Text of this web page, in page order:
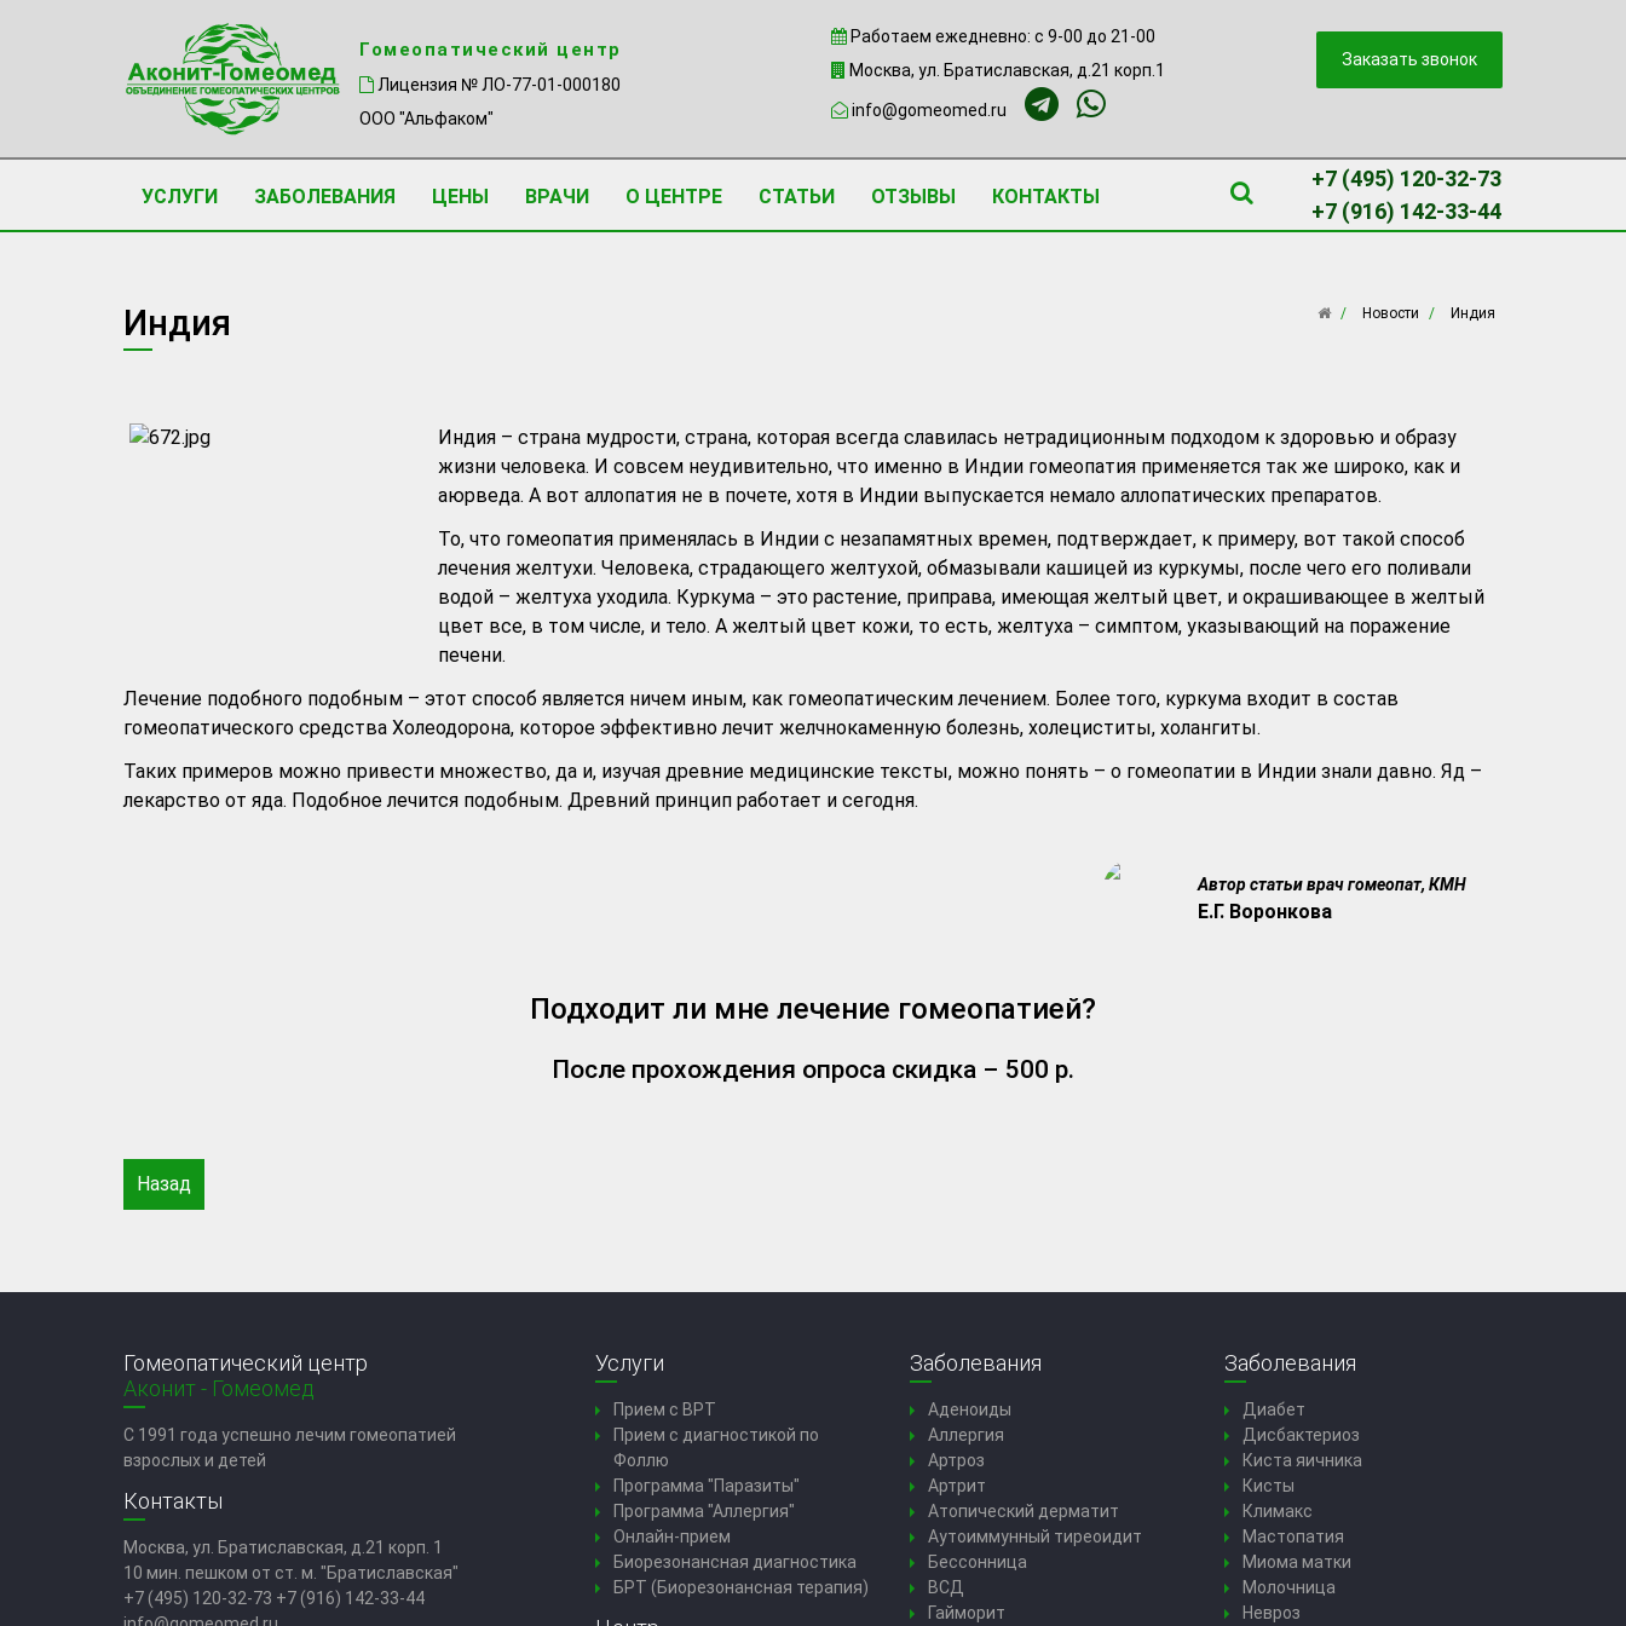
Гомеопатический центр
Лицензия № ЛО-77-01-000180
ООО "Альфаком"
Работаем ежедневно: c 9-00 до 21-00
Москва, ул. Братиславская, д.21 корп.1
info@gomeomed.ru
Заказать звонок
УСЛУГИ ЗАБОЛЕВАНИЯ ЦЕНЫ ВРАЧИ О ЦЕНТРЕ СТАТЬИ ОТЗЫВЫ КОНТАКТЫ
+7 (495) 120-32-73
+7 (916) 142-33-44
Индия Новости Индия
Индия – страна мудрости, страна, которая всегда славилась нетрадиционным подходом к здоровью и образу
жизни человека. И совсем неудивительно, что именно в Индии гомеопатия применяется так же широко, как и
аюрведа. А вот аллопатия не в почете, хотя в Индии выпускается немало аллопатических препаратов.
То, что гомеопатия применялась в Индии с незапамятных времен, подтверждает, к примеру, вот такой способ
лечения желтухи. Человека, страдающего желтухой, обмазывали кашицей из куркумы, после чего его поливали
водой – желтуха уходила. Куркума – это растение, приправа, имеющая желтый цвет, и окрашивающее в желтый
цвет все, в том числе, и тело. А желтый цвет кожи, то есть, желтуха – симптом, указывающий на поражение
печени.
Лечение подобного подобным – этот способ является ничем иным, как гомеопатическим лечением. Более того, куркума входит в состав
гомеопатического средства Холеодорона, которое эффективно лечит желчнокаменную болезнь, холециститы, холангиты.
Таких примеров можно привести множество, да и, изучая древние медицинские тексты, можно понять – о гомеопатии в Индии знали давно. Яд –
лекарство от яда. Подобное лечится подобным. Древний принцип работает и сегодня.
Автор статьи врач гомеопат, КМН
Е.Г. Воронкова
Подходит ли мне лечение гомеопатией?
После прохождения опроса скидка – 500 р.
Назад
Гомеопатический центр
Аконит - Гомеомед
C 1991 года успешно лечим гомеопатией
взрослых и детей
Контакты
Москва, ул. Братиславская, д.21 корп. 1
10 мин. пешком от ст. м. "Братиславская"
+7 (495) 120-32-73 +7 (916) 142-33-44
Услуги
Прием с ВРТ
Прием с диагностикой по
Фоллю
Программа "Паразиты"
Программа "Аллергия"
Онлайн-прием
Биорезонансная диагностика
БРТ (Биорезонансная терапия)
Заболевания
Аденоиды
Аллергия
Артроз
Артрит
Атопический дерматит
Аутоиммунный тиреоидит
Бессонница
ВСД
Гайморит
Заболевания
Диабет
Дисбактериоз
Киста яичника
Кисты
Климакс
Мастопатия
Миома матки
Молочница
Невроз